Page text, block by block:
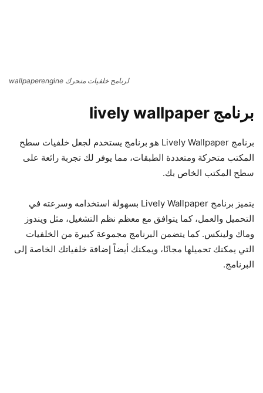
لرنامج خلفيات متحرك wallpaperengine
برنامج lively wallpaper
برنامج Lively Wallpaper هو برنامج يستخدم لجعل خلفيات سطح
المكتب متحركة ومتعددة الطبقات، مما يوفر لك تجربة رائعة على
سطح المكتب الخاص بك.
يتميز برنامج Lively Wallpaper بسهولة استخدامه وسرعته في
التحميل والعمل، كما يتوافق مع معظم نظم التشغيل، مثل ويندوز
وماك ولينكس. كما يتضمن البرنامج مجموعة كبيرة من الخلفيات
التي يمكنك تحميلها مجانًا، ويمكنك أيضاً إضافة خلفياتك الخاصة إلى
البرنامج.